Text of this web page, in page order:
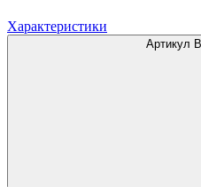
Характеристики
Артикул